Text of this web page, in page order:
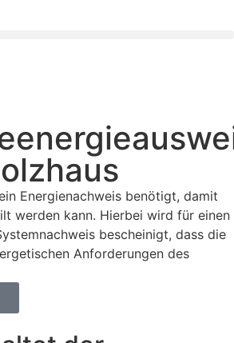
Energienachweis benötigt, damit
werden kann. Hierbei wird für einen
bescheinigt, dass die
Anforderungen des